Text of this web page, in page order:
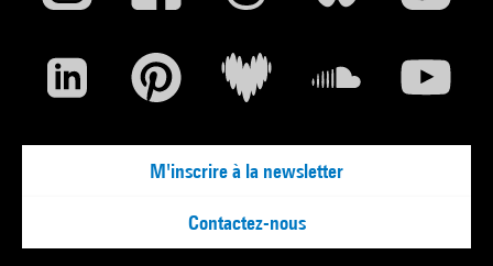
M'inscrire à la newsletter
Contactez-nous